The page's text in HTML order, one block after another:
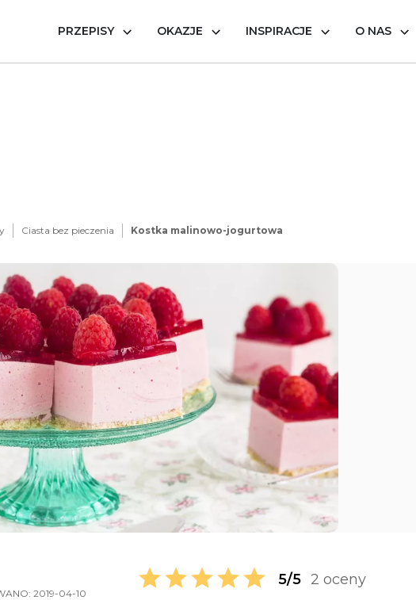
PRZEPISY OKAZJE INSPIRACJE O NAS
Ciasta bez pieczenia Kostka malinowo-jogurtowa
2019-04-10
5/5 2 oceny